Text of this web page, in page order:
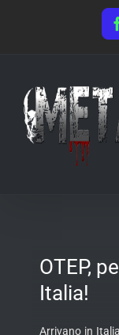
OTEP,
Italia!
Arrivano in